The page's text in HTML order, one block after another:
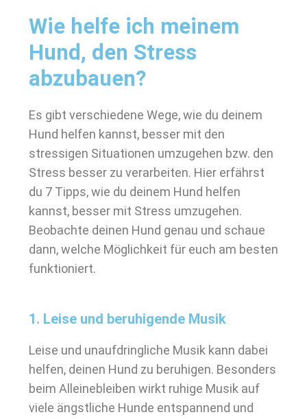
Wie helfe ich meinem
Hund, den Stress
abzubauen?
Es gibt verschiedene Wege, wie du deinem
Hund helfen kannst, besser mit den
stressigen Situationen umzugehen bzw. den
Stress besser zu verarbeiten. Hier erfährst
du 7 Tipps, wie du deinem Hund helfen
kannst, besser mit Stress umzugehen.
Beobachte deinen Hund genau und schaue
dann, welche Möglichkeit für euch am besten
funktioniert.
1. Leise und beruhigende Musik
Leise und unaufdringliche Musik kann dabei
helfen, deinen Hund zu beruhigen. Besonders
beim Alleinebleiben wirkt ruhige Musik auf
viele ängstliche Hunde entspannend und